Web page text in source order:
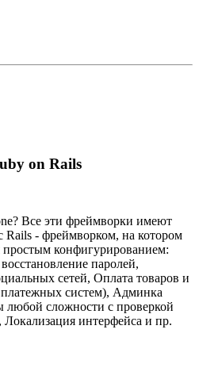
on Rails
Все эти фреймворки имеют
Rails - фреймворком, на котором
простым конфигурированием:
паролей,
сетей, Оплата товаров и
систем), Админка
любой сложности с проверкой
интерфейса и пр.